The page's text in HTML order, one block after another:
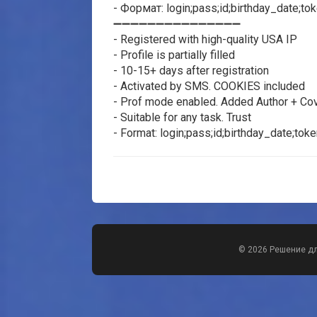
- Формат:
➖➖➖➖➖➖➖➖➖➖➖➖➖➖➖
- Registered with high-quality USA IP
- Profile is partially filled
- 10-15+ days after registration
- Activated by SMS. COOKIES included
- Prof mode enabled. Added Author +
- Suitable for any task. Trust
- Format:
© 2026 Решение